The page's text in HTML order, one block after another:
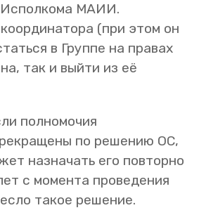
МАИИ.
(при этом он
в Группе на правах
так и выйти из её
полномочия
по решению ОС,
назначать его повторно
с момента проведения
такое решение.